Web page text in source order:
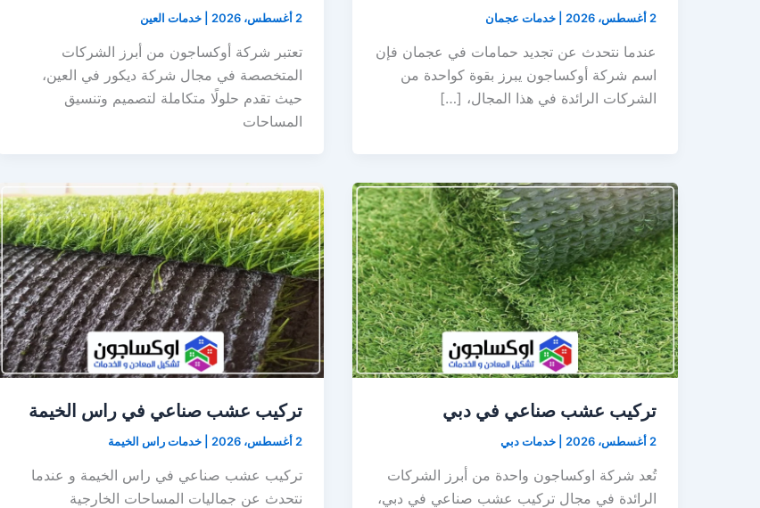
2 أغسطس، 2026 خدمات عجمان
عندما نتحدث عن تجديد حمامات في عجمان فإن
اسم شركة أوكساجون يبرز بقوة كواحدة من
الشركات الرائدة في هذا المجال، […]
2 أغسطس، 2026 |خدمات العين
تعتبر شركة أوكساجون من أبرز الشركات
المتخصصة في مجال شركة ديكور في العين،
حيث تقدم حلولًا متكاملة لتصميم وتنسيق
المساحات
تركيب عشب صناعي في دبي
2 أغسطس، 2026 خدمات دبي
تُعد شركة اوكساجون واحدة من أبرز الشركات
الرائدة في مجال تركيب عشب صناعي في دبي،
تركيب عشب صناعي في راس الخيمة
2 أغسطس، 2026 |خدمات راس الخيمة
تركيب عشب صناعي في راس الخيمة و عندما
نتحدث عن جماليات المساحات الخارجية